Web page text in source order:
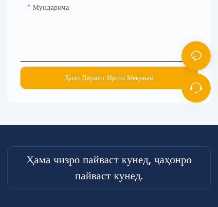
Мундариҷа
Ҳоло Дархост Ирсол Мекунам
Ҳама чизро пайваст кунед, ҷаҳонро
пайваст кунед.